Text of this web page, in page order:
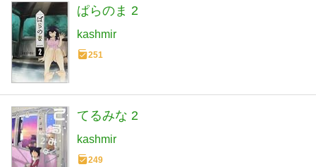
ぱらのま 2
kashmir
251
てるみな 2
kashmir
249